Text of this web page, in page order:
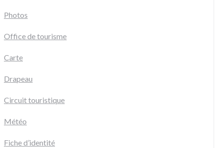
Photos
Office de tourisme
Carte
Drapeau
Circuit touristique
Météo
Fiche d’identité